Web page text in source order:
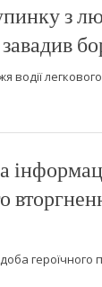
з
водії
героїчного